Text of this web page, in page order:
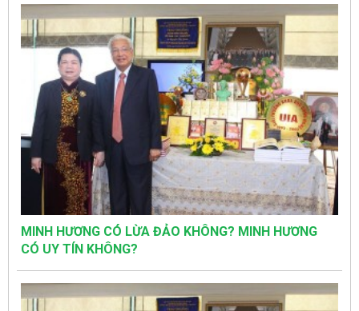
MINH HƯƠNG CÓ LỪA ĐẢO KHÔNG? MINH HƯƠNG
CÓ UY TÍN KHÔNG?